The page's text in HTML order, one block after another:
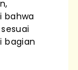
bahwa
bagian